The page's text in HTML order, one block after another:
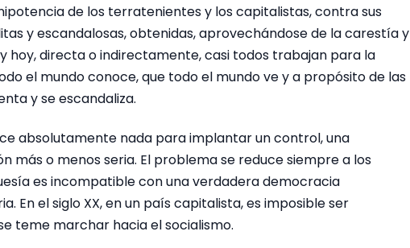
de los terratenientes y los capitalistas, contra sus
y escandalosas, obtenidas, aprovechándose de la carestía y
hoy, directa o indirectamente, casi todos trabajan para la
el mundo conoce, que todo el mundo ve y a propósito de las
y se escandaliza.
absolutamente nada para implantar un control, una
más o menos seria. El problema se reduce siempre a los
es incompatible con una verdadera democracia
En el siglo XX, en un país capitalista, es imposible ser
teme marchar hacia el socialismo.